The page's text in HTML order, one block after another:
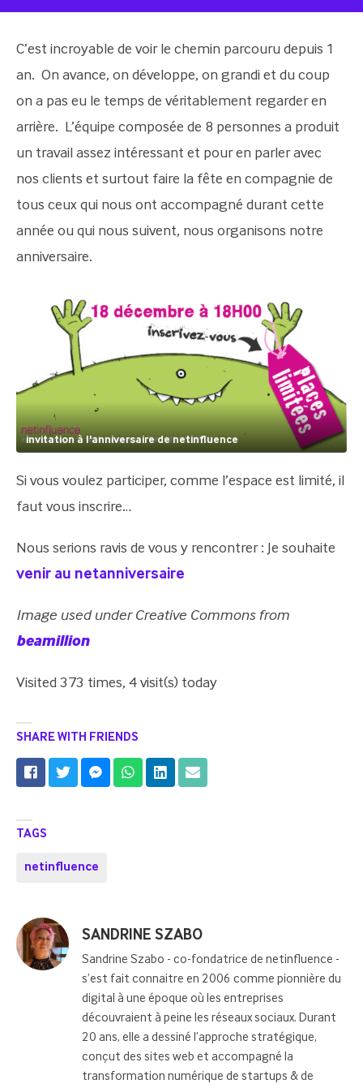
C’est incroyable de voir le chemin parcouru depuis 1
an. On avance, on développe, on grandi et du coup
on a pas eu le temps de véritablement regarder en
arrière. L’équipe composée de 8 personnes a produit
un travail assez intéressant et pour en parler avec
nos clients et surtout faire la fête en compagnie de
tous ceux qui nous ont accompagné durant cette
année ou qui nous suivent, nous organisons notre
anniversaire.
invitation à l'anniversaire de netinfluence
Si vous voulez participer, comme l’espace est limité, il
faut vous inscrire…
Nous serions ravis de vous y rencontrer : Je souhaite
venir au netanniversaire
Image used under Creative Commons from
beamillion
Visited 373 times, 4 visit(s) today
SHARE WITH FRIENDS
TAGS
netinfluence
Posted
by
SANDRINE SZABO
Sandrine Szabo - co-fondatrice de netinfluence -
s’est fait connaitre en 2006 comme pionnière du
digital à une époque où les entreprises
découvraient à peine les réseaux sociaux. Durant
20 ans, elle a dessiné l’approche stratégique,
conçut des sites web et accompagné la
transformation numérique de startups & de